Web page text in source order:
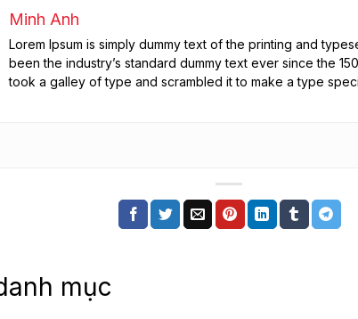
Minh Anh
Lorem Ipsum is simply dummy text of the printing and
been the industry’s standard dummy text ever since the
took a galley of type and scrambled it to make a type
mục